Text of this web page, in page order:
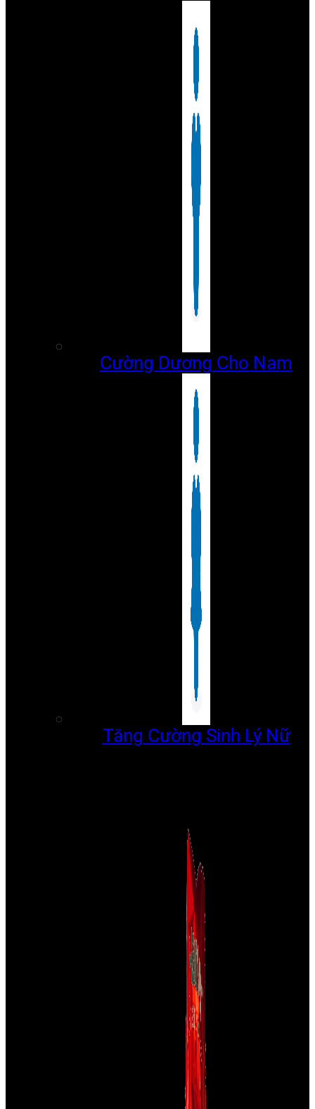
Cường Dương Cho Nam
Tăng Cường Sinh Lý Nữ